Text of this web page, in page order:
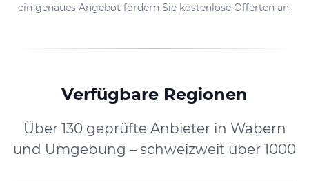
ein genaues Angebot fordern Sie kostenlose Offerten an.
Verfügbare Regionen
Über 130 geprüfte Anbieter in Wabern
und Umgebung – schweizweit über 1000